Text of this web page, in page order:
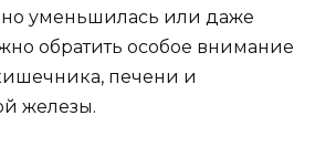
уменьшилась или даже
обратить особое внимание
печени и
железы.